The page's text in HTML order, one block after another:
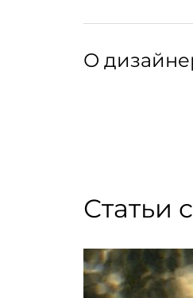
повреждения.
Артикул
О
Статьи